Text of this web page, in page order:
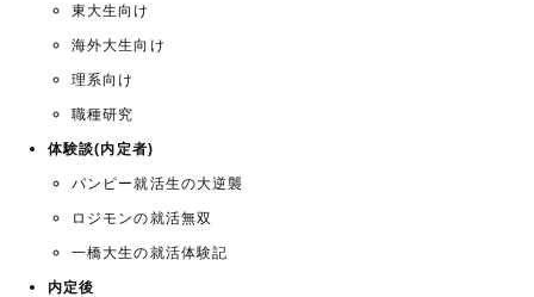
東大生向け
海外大生向け
理系向け
職種研究
体験談(内定者)
パンピー就活生の大逆襲
ロジモンの就活無双
一橋大生の就活体験記
内定後